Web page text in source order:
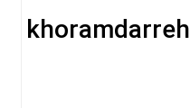
گرانیت خرمدره (khoramdarreh